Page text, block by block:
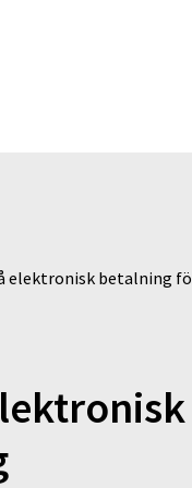
elektronisk betalning